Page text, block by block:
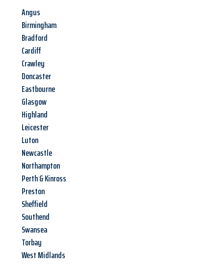
Angus
Birmingham
Bradford
Cardiff
Crawley
Doncaster
Eastbourne
Glasgow
Highland
Leicester
Luton
Newcastle
Northampton
Perth & Kinross
Preston
Sheffield
Southend
Swansea
Torbay
West Midlands